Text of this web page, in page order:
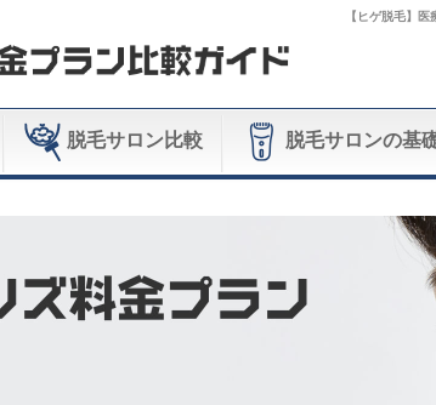
【ヒゲ脱毛】
脱毛サロン比較 脱毛サロンの基